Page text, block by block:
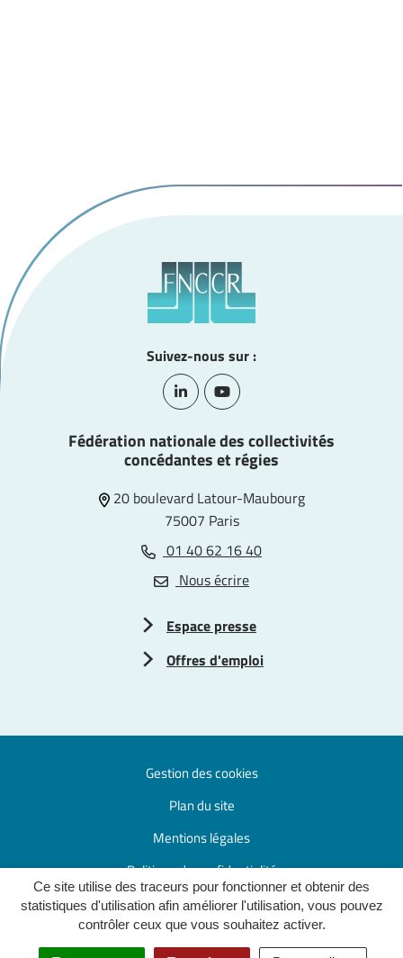
Ce site utilise des traceurs pour fonctionner et obtenir des
statistiques d'utilisation afin améliorer l'utilisation, vous pouvez
contrôler ceux que vous souhaitez activer.
Suivez-nous sur :
Lien vers le compte Linkedin
Lien vers la chaîne Youtube
Fédération nationale des collectivités
concédantes et régies
20 boulevard Latour-Maubourg
75007 Paris
01 40 62 16 40
Nous écrire
Espace presse
Offres d'emploi
Gestion des cookies
Plan du site
Mentions légales
Politique de confidentialité
Accessibilité : partiellement conforme